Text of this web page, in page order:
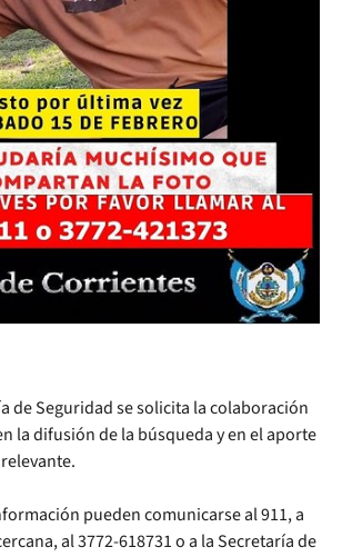
de Seguridad se solicita la colaboración
la difusión de la búsqueda y en el aporte
pueden comunicarse al 911, a
al 3772-618731 o a la Secretaría de